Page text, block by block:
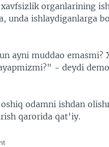
organlarining
unda ishlaydiganlarga
ayni muddao
- deydi
odamni ishdan
qarorida qat'iy.